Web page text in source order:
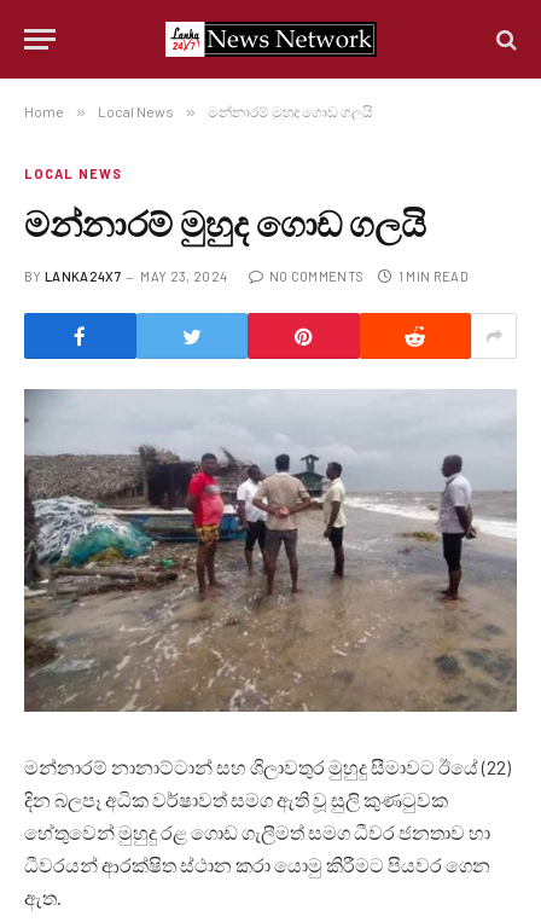
Home » Local News » මන්නාරම් මුහුද ගොඩ ගලයි
LOCAL NEWS
මන්නාරම් මුහුද ගොඩ ගලයි
BY LANKA24X7 MAY 23, 2024 NO COMMENTS 1 MIN READ
මන්නාරම් නානාට්ටාන් සහ ශිලාවතුර මුහුදු සීමාවට ඊයේ (22)
දින බලපෑ අධික වර්ෂාවත් සමග ඇති වූ සුලි කුණටුවක
හේතුවෙන් මුහුදු රළ ගොඩ ගැලීමත් සමග ධීවර ජනතාව හා
ධීවරයන් ආරක්ෂිත ස්ථාන කරා යොමු කිරීමට පියවර ගෙන
ඇත.